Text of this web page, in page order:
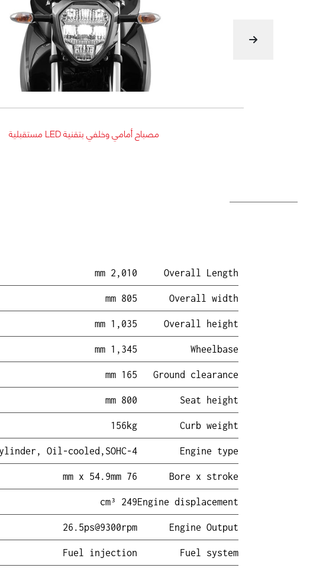
مصباح أمامي وخلفي بتقنية LED مستقبلية
Overall Length
2,010 mm
Overall width
805 mm
Overall height
1,035 mm
Wheelbase
1,345 mm
Ground clearance
165 mm
Seat height
800 mm
Curb weight
156kg
Engine type
4-Cycle, 1-cylinder, Oil-cooled,SOHC
Bore x stroke
76 mm x 54.9mm
Engine displacement
249 cm³
Engine Output
26.5ps@9300rpm
Fuel system
Fuel injection